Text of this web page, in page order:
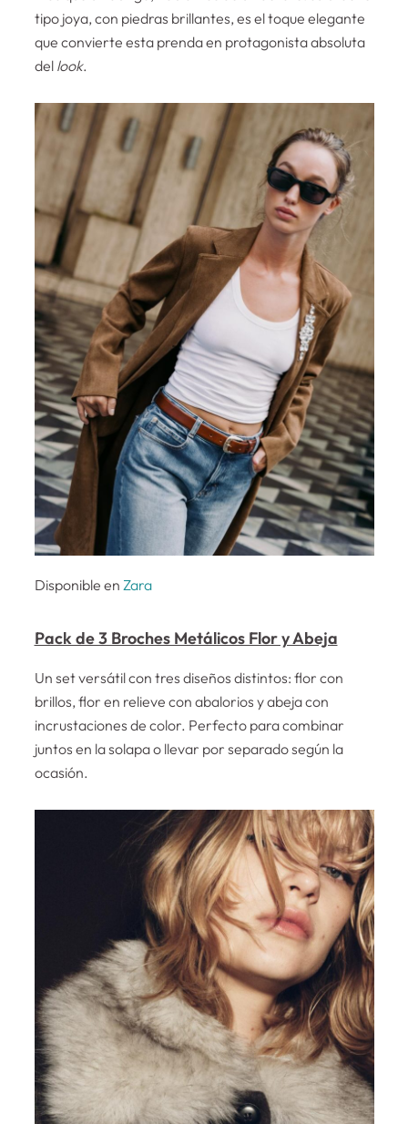
tipo joya, con piedras brillantes, es el toque elegante
que convierte esta prenda en protagonista absoluta
del look.
Disponible en Zara
Pack de 3 Broches Metálicos Flor y Abeja
Un set versátil con tres diseños distintos: flor con
brillos, flor en relieve con abalorios y abeja con
incrustaciones de color. Perfecto para combinar
juntos en la solapa o llevar por separado según la
ocasión.